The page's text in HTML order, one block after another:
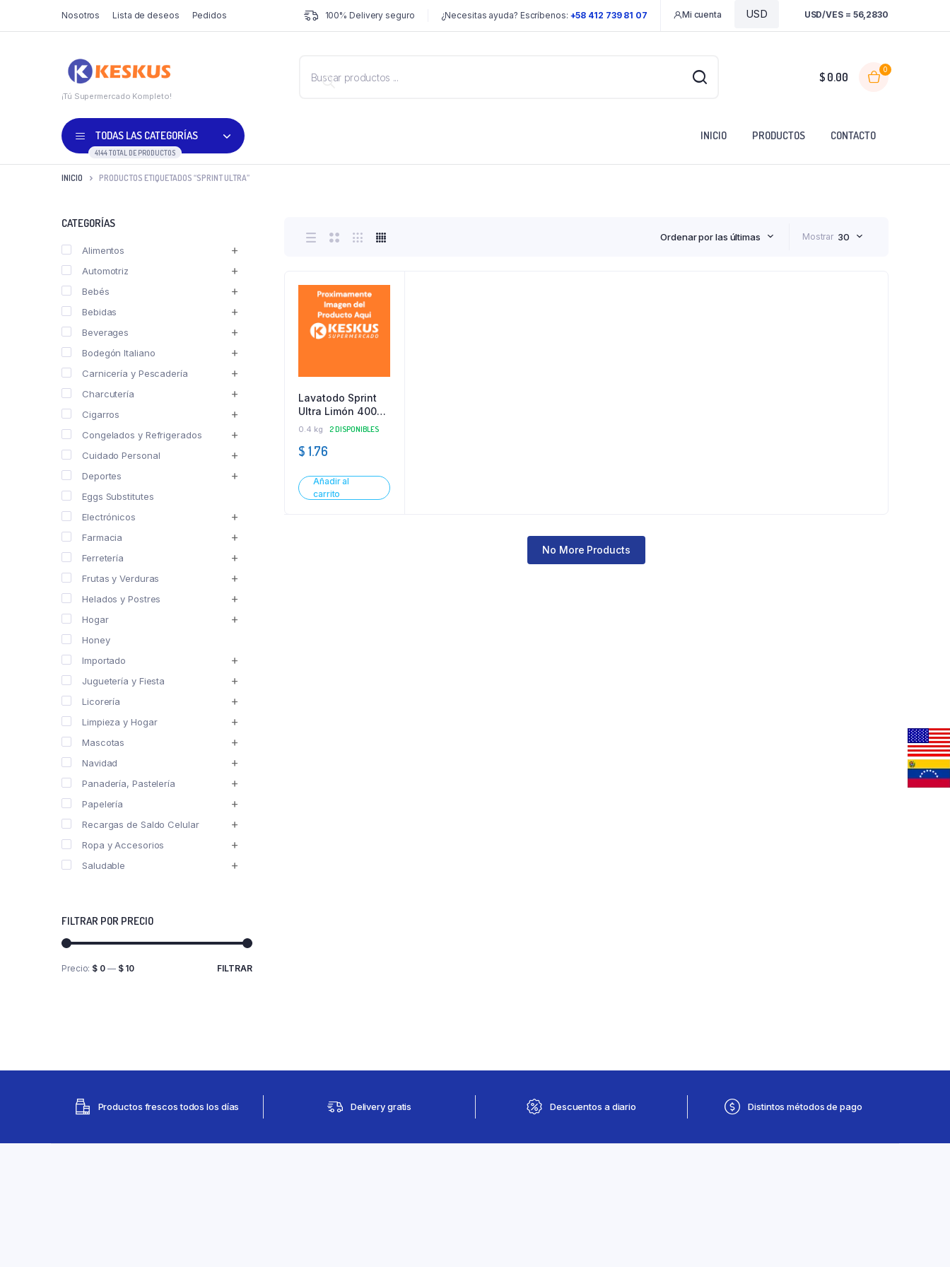
Nosotros Lista de deseos Pedidos 100% Delivery seguro ¿Necesitas ayuda? Escríbenos: +58 412 739 81 07 Mi cuenta USD/VES = 56,2830
¡Tú Supermercado Kompleto!
$ 0.00
0
TODAS LAS CATEGORÍAS
4144 TOTAL DE PRODUCTOS
INICIO PRODUCTOS CONTACTO
INICIO PRODUCTOS ETIQUETADOS “SPRINT ULTRA”
Ordenar por las últimas Mostrar 30
Lavatodo Sprint
Ultra Limón 400
ml
0.4 kg 2 DISPONIBLES
$ 1.76
Añadir al
carrito
No More Products
CATEGORÍAS
Alimentos
Automotriz
Bebés
Bebidas
Beverages
Bodegón Italiano
Carnicería y Pescadería
Charcutería
Cigarros
Congelados y Refrigerados
Cuidado Personal
Deportes
Eggs Substitutes
Electrónicos
Farmacia
Ferretería
Frutas y Verduras
Helados y Postres
Hogar
Honey
Importado
Juguetería y Fiesta
Licorería
Limpieza y Hogar
Mascotas
Navidad
Panadería, Pastelería
Papelería
Recargas de Saldo Celular
Ropa y Accesorios
Saludable
FILTRAR POR PRECIO
FILTRAR
Precio: $ 0— $ 10
Productos frescos todos los días Delivery gratis Descuentos a diario Distintos métodos de pago